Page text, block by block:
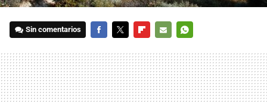
Sin comentarios
MAIL